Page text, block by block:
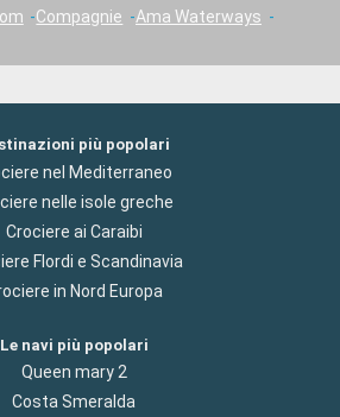
Compagnie
Ama Waterways
più popolari
nel Mediterraneo
nelle isole greche
Crociere ai Caraibi
Flordi e Scandinavia
in Nord Europa
Le navi più popolari
Queen mary 2
Costa Smeralda